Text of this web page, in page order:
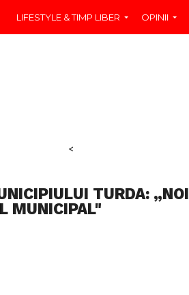
LIFESTYLE & TIMP LIBER OPINII
<
TURDA: „NOI
MUNICIPAL"